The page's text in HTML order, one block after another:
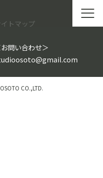
トマップ
お問い合わせ＞
CO.,LTD.